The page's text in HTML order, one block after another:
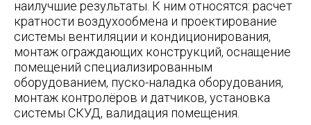
наилучшие результаты. К ним относятся: расчет
кратности воздухообмена и проектирование
системы вентиляции и кондиционирования,
монтаж ограждающих конструкций, оснащение
помещений специализированным
оборудованием, пуско-наладка оборудования,
монтаж контролёров и датчиков, установка
системы СКУД, валидация помещения.